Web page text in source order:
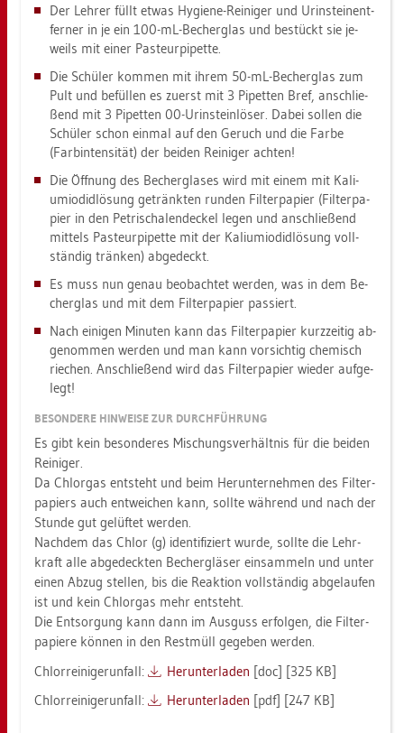
Der Leh­rer füllt etwas Hy­gie­ne-Rei­ni­ger und Ur­instei­nent­
fer­ner in je ein 100-mL-Be­cher­glas und be­stückt sie je­
weils mit einer Pas­teur­pi­pet­te.
Die Schü­ler kom­men mit ihrem 50-mL-Be­cher­glas zum
Pult und be­fül­len es zu­erst mit 3 Pi­pet­ten Bref, an­schlie­
ßend mit 3 Pi­pet­ten 00-Ur­instein­lö­ser. Dabei sol­len die
Schü­ler schon ein­mal auf den Ge­ruch und die Farbe
(Farb­in­ten­si­tät) der bei­den Rei­ni­ger ach­ten!
Die Öff­nung des Be­cher­gla­ses wird mit einem mit Ka­li­
umi­odid­lö­sung ge­tränk­ten run­den Fil­ter­pa­pier (Fil­ter­pa­
pier in den Pe­tri­scha­len­de­ckel legen und an­schlie­ßend
mit­tels Pas­teur­pi­pet­te mit der Ka­li­umi­odid­lö­sung voll­
stän­dig trän­ken) ab­ge­deckt.
Es muss nun genau be­ob­ach­tet wer­den, was in dem Be­
cher­glas und mit dem Fil­ter­pa­pier pas­siert.
Nach ei­ni­gen Mi­nu­ten kann das Fil­ter­pa­pier kurz­zei­tig ab­
ge­nom­men wer­den und man kann vor­sich­tig che­misch
rie­chen. An­schlie­ßend wird das Fil­ter­pa­pier wie­der auf­ge­
legt!
BE­SON­DE­RE HIN­WEI­SE ZUR DURCH­FÜH­RUNG
Es gibt kein be­son­de­res Mi­schungs­ver­hält­nis für die bei­den
Rei­ni­ger.
Da Chlor­gas ent­steht und beim Her­un­ter­neh­men des Fil­ter­
pa­piers auch ent­wei­chen kann, soll­te wäh­rend und nach der
Stun­de gut ge­lüf­tet wer­den.
Nach­dem das Chlor (g) iden­ti­fi­ziert wurde, soll­te die Lehr­
kraft alle ab­ge­deck­ten Be­cher­glä­ser ein­sam­meln und unter
einen Abzug stel­len, bis die Re­ak­ti­on voll­stän­dig ab­ge­lau­fen
ist und kein Chlor­gas mehr ent­steht.
Die Ent­sor­gung kann dann im Aus­guss er­fol­gen, die Fil­ter­
pa­pie­re kön­nen in den Rest­müll ge­ge­ben wer­den.
Chlor­rei­ni­ge­run­fall:
Her­un­ter­la­den [doc] [325 KB]
Chlor­rei­ni­ge­run­fall:
Her­un­ter­la­den [pdf] [247 KB]